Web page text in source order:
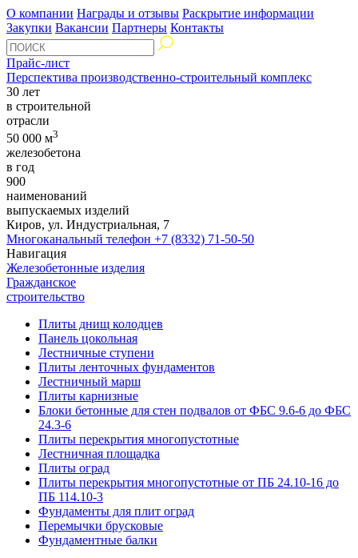
О компании Награды и отзывы Раскрытие информации
Закупки Вакансии Партнеры Контакты
Прайс-лист
Перспектива производственно-строительный комплекс
30 лет
в строительной
отрасли
50 000 м3
железобетона
в год
900
наименований
выпускаемых изделий
Киров, ул. Индустриальная, 7
Многоканальный телефон +7 (8332) 71-50-50
Навигация
Железобетонные изделия
Гражданское
строительство
Плиты днищ колодцев
Панель цокольная
Лестничные ступени
Плиты ленточных фундаментов
Лестничный марш
Плиты карнизные
Блоки бетонные для стен подвалов от ФБС 9.6-6 до ФБС
24.3-6
Плиты перекрытия многопустотные
Лестничная площадка
Плиты оград
Плиты перекрытия многопустотные от ПБ 24.10-16 до
ПБ 114.10-3
Фундаменты для плит оград
Перемычки брусковые
Фундаментные балки